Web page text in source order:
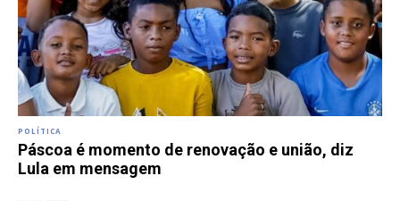
POLÍTICA
Páscoa é momento de renovação e união, diz
Lula em mensagem